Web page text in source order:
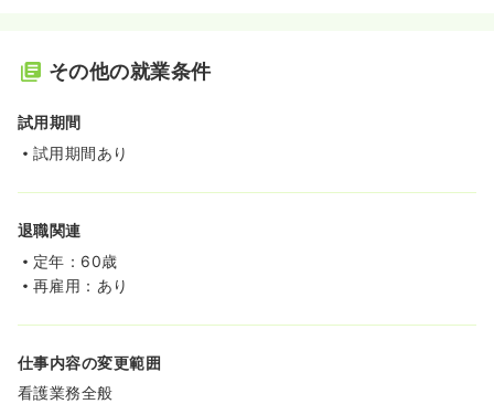
その他の就業条件
試用期間
試用期間あり
退職関連
定年：60歳
再雇用：あり
仕事内容の変更範囲
看護業務全般